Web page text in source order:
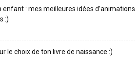
enfant : mes meilleures idées d’animations
:)
le choix de ton livre de naissance :)